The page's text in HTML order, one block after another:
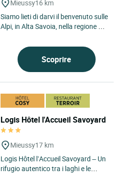
Mieussy16 km
Siamo lieti di darvi il benvenuto sulle
Alpi, in Alta Savoia, nella regione del
si trova...
Scoprire
Logis Hôtel l'Accueil Savoyard
Mieussy17 km
Logis Hôtel l’Accueil Savoyard – Un
rifugio autentico tra i laghi e le